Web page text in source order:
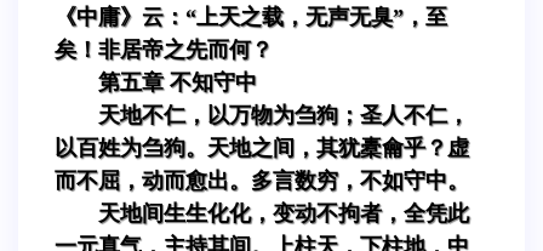
《中庸》云：“上天之载，无声无臭”，至
矣！非居帝之先而何？
第五章 不知守中
天地不仁，以万物为刍狗；圣人不仁，
以百姓为刍狗。天地之间，其犹橐龠乎？虚
而不屈，动而愈出。多言数穷，不如守中。
天地间生生化化，变动不拘者，全凭此
一元真气，主持其间。上柱天，下柱地，中